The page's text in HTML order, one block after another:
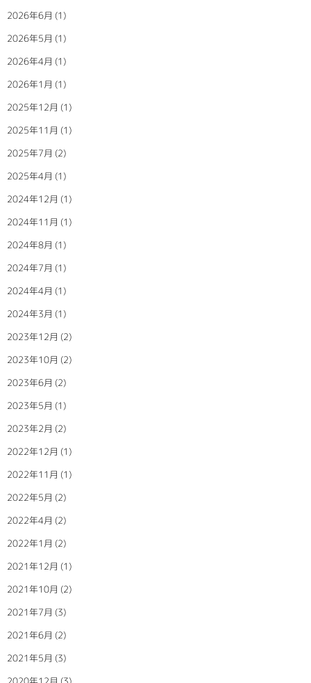
2026年6月 (1)
2026年5月 (1)
2026年4月 (1)
2026年1月 (1)
2025年12月 (1)
2025年11月 (1)
2025年7月 (2)
2025年4月 (1)
2024年12月 (1)
2024年11月 (1)
2024年8月 (1)
2024年7月 (1)
2024年4月 (1)
2024年3月 (1)
2023年12月 (2)
2023年10月 (2)
2023年6月 (2)
2023年5月 (1)
2023年2月 (2)
2022年12月 (1)
2022年11月 (1)
2022年5月 (2)
2022年4月 (2)
2022年1月 (2)
2021年12月 (1)
2021年10月 (2)
2021年7月 (3)
2021年6月 (2)
2021年5月 (3)